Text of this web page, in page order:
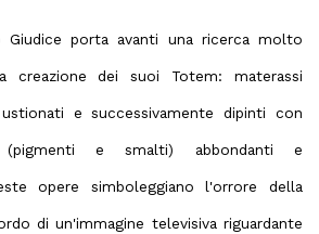
porta avanti una ricerca molto
creazione dei suoi Totem: materassi
e successivamente dipinti con
e smalti) abbondanti e
opere simboleggiano l'orrore della
di un'immagine televisiva riguardante